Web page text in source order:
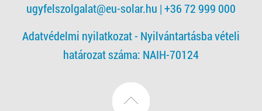
ugyfelszolgalat@eu-solar.hu | +36 72 999 000
Adatvédelmi nyilatkozat - Nyilvántartásba vételi
határozat száma: NAIH-70124